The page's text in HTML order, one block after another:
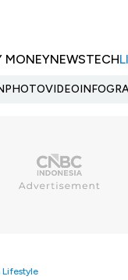
MONEYNEWSTECH
PHOTOVIDEO
Lifestyle